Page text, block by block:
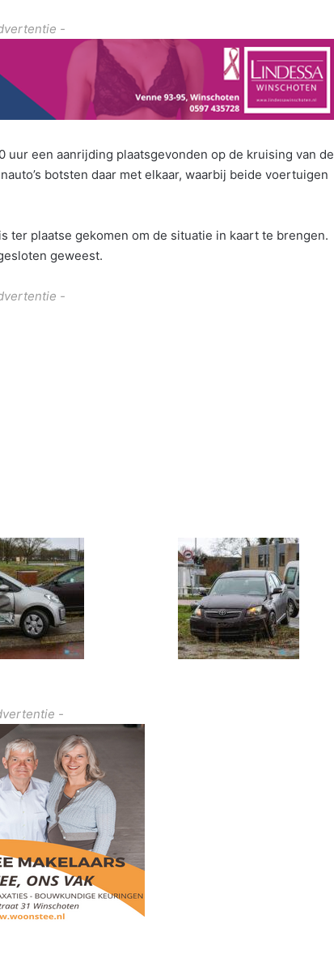
-
uur een aanrijding plaatsgevonden op de kruising van de
botsten daar met elkaar, waarbij beide voertuigen
ter plaatse gekomen om de situatie in kaart te brengen.
geweest.
-
-